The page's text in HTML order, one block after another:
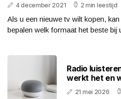
4 december 2021 2 min leestijd
Als u een nieuwe tv wilt kopen,
bepalen welk formaat het beste bij
Radio
werkt het en
21 mei 2026